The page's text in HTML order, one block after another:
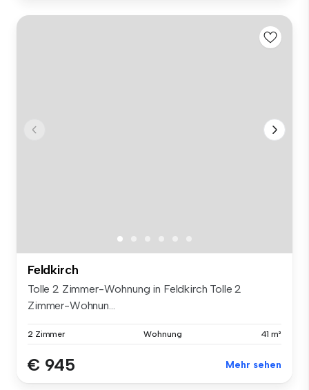
Feldkirch
Tolle 2 Zimmer-Wohnung in Feldkirch Tolle 2
Zimmer-Wohnun...
2 Zimmer Wohnung 41 m²
€ 945 Mehr sehen